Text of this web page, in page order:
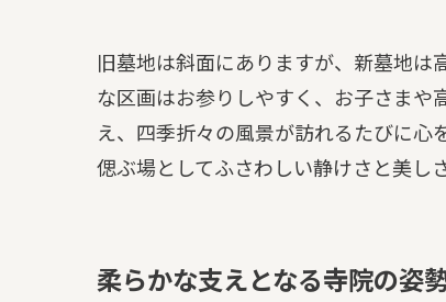
旧墓地は斜面にありますが、新墓地は
な区画はお参りしやすく、お子さまや
え、四季折々の風景が訪れるたびに心
偲ぶ場としてふさわしい静けさと美し
柔らかな支えとなる寺院の姿